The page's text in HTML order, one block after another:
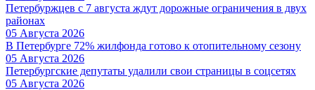
Петербуржцев с 7 августа ждут дорожные ограничения в двух
районах
05 Августа 2026
В Петербурге 72% жилфонда готово к отопительному сезону
05 Августа 2026
Петербургские депутаты удалили свои страницы в соцсетях
05 Августа 2026